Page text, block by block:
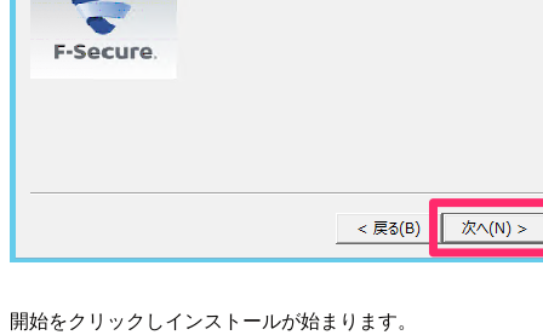
開始をクリックしインストールが始まります。